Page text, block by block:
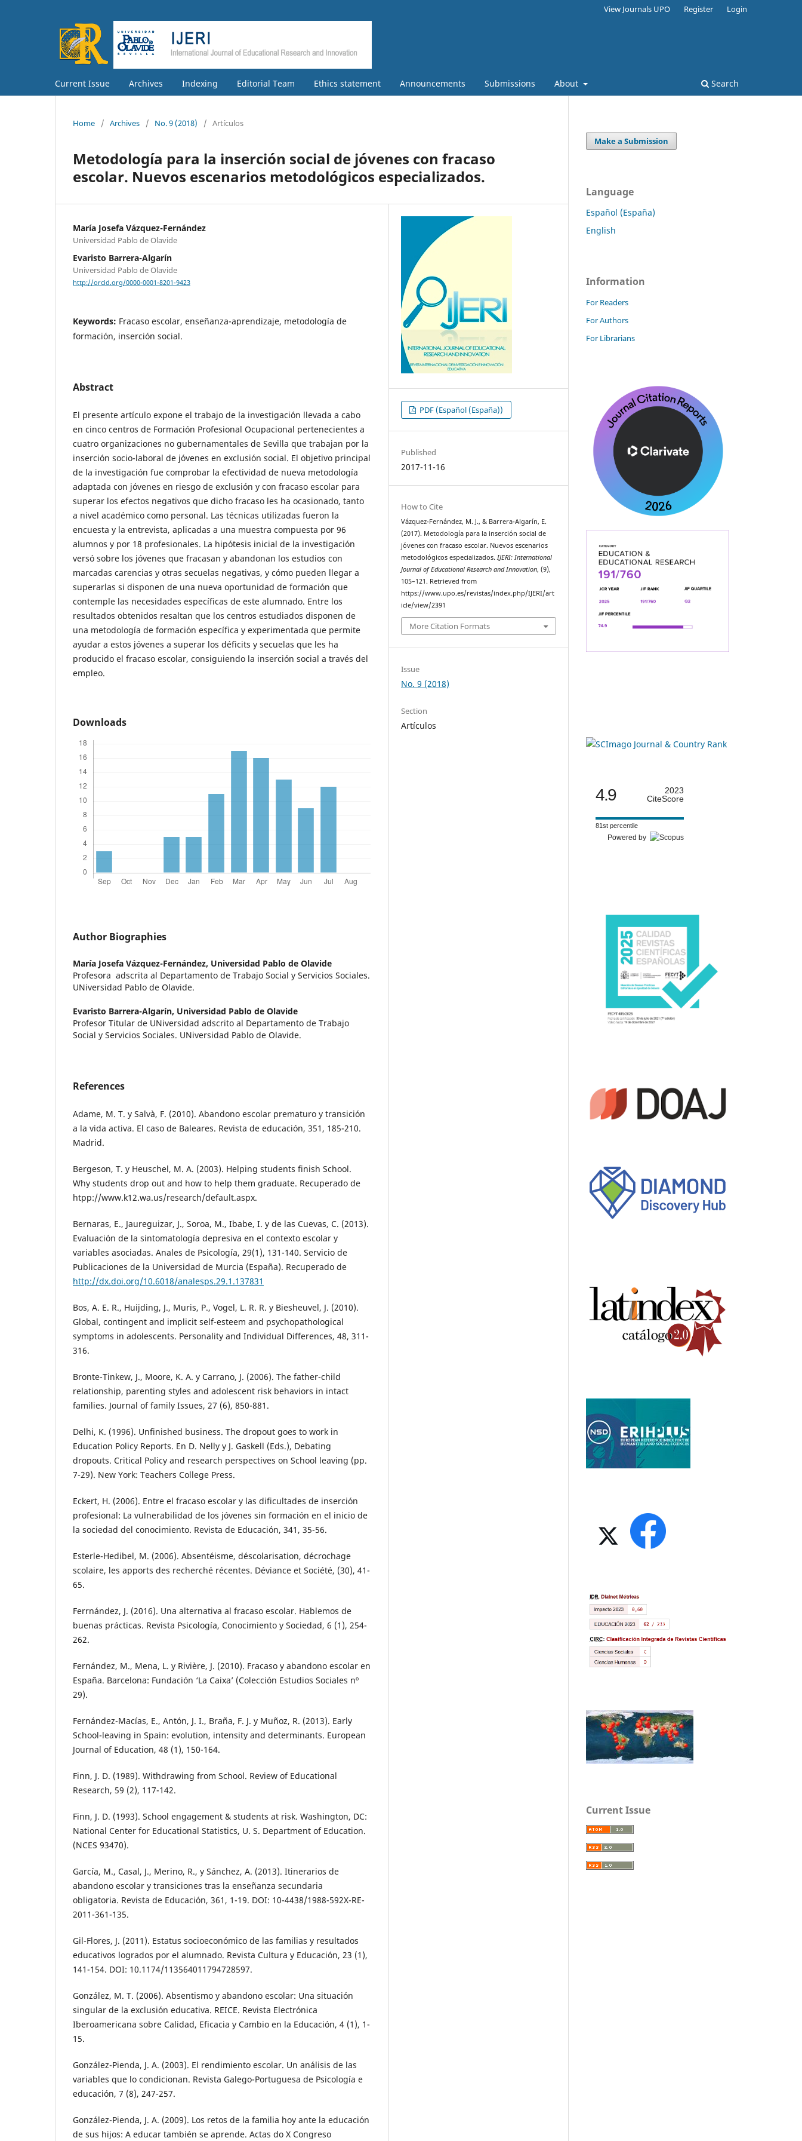
Current Issue Archives Indexing Editorial Team Ethics statement Announcements Submissions About Search
View Journals UPO Register Login
Home / Archives / No. 9 (2018) / Artículos
Metodología para la inserción social de jóvenes con fracaso
escolar. Nuevos escenarios metodológicos especializados.
María Josefa Vázquez-Fernández
Universidad Pablo de Olavide
Evaristo Barrera-Algarín
Universidad Pablo de Olavide
http://orcid.org/0000-0001-8201-9423
Keywords: Fracaso escolar, enseñanza-aprendizaje, metodología de
formación, inserción social.
Abstract
El presente artículo expone el trabajo de la investigación llevada a cabo
en cinco centros de Formación Profesional Ocupacional pertenecientes a
cuatro organizaciones no gubernamentales de Sevilla que trabajan por la
inserción socio-laboral de jóvenes en exclusión social. El objetivo principal
de la investigación fue comprobar la efectividad de nueva metodología
adaptada con jóvenes en riesgo de exclusión y con fracaso escolar para
superar los efectos negativos que dicho fracaso les ha ocasionado, tanto
a nivel académico como personal. Las técnicas utilizadas fueron la
encuesta y la entrevista, aplicadas a una muestra compuesta por 96
alumnos y por 18 profesionales. La hipótesis inicial de la investigación
versó sobre los jóvenes que fracasan y abandonan los estudios con
marcadas carencias y otras secuelas negativas, y cómo pueden llegar a
superarlas si disponen de una nueva oportunidad de formación que
contemple las necesidades específicas de este alumnado. Entre los
resultados obtenidos resaltan que los centros estudiados disponen de
una metodología de formación específica y experimentada que permite
ayudar a estos jóvenes a superar los déficits y secuelas que les ha
producido el fracaso escolar, consiguiendo la inserción social a través del
empleo.
Downloads
Author Biographies
María Josefa Vázquez-Fernández, Universidad Pablo de Olavide
Profesora adscrita al Departamento de Trabajo Social y Servicios Sociales.
UNiversidad Pablo de Olavide.
Evaristo Barrera-Algarín, Universidad Pablo de Olavide
Profesor Titular de UNiversidad adscrito al Departamento de Trabajo
Social y Servicios Sociales. UNiversidad Pablo de Olavide.
References
Adame, M. T. y Salvà, F. (2010). Abandono escolar prematuro y transición
a la vida activa. El caso de Baleares. Revista de educación, 351, 185-210.
Madrid.
Bergeson, T. y Heuschel, M. A. (2003). Helping students finish School.
Why students drop out and how to help them graduate. Recuperado de
htpp://www.k12.wa.us/research/default.aspx.
Bernaras, E., Jaureguizar, J., Soroa, M., Ibabe, I. y de las Cuevas, C. (2013).
Evaluación de la sintomatología depresiva en el contexto escolar y
variables asociadas. Anales de Psicología, 29(1), 131-140. Servicio de
Publicaciones de la Universidad de Murcia (España). Recuperado de
http://dx.doi.org/10.6018/analesps.29.1.137831
Bos, A. E. R., Huijding, J., Muris, P., Vogel, L. R. R. y Biesheuvel, J. (2010).
Global, contingent and implicit self-esteem and psychopathological
symptoms in adolescents. Personality and Individual Differences, 48, 311-
316.
Bronte-Tinkew, J., Moore, K. A. y Carrano, J. (2006). The father-child
relationship, parenting styles and adolescent risk behaviors in intact
families. Journal of family Issues, 27 (6), 850-881.
Delhi, K. (1996). Unfinished business. The dropout goes to work in
Education Policy Reports. En D. Nelly y J. Gaskell (Eds.), Debating
dropouts. Critical Policy and research perspectives on School leaving (pp.
7-29). New York: Teachers College Press.
Eckert, H. (2006). Entre el fracaso escolar y las dificultades de inserción
profesional: La vulnerabilidad de los jóvenes sin formación en el inicio de
la sociedad del conocimiento. Revista de Educación, 341, 35-56.
Esterle-Hedibel, M. (2006). Absentéisme, déscolarisation, décrochage
scolaire, les apports des recherché récentes. Déviance et Société, (30), 41-
65.
Ferrnández, J. (2016). Una alternativa al fracaso escolar. Hablemos de
buenas prácticas. Revista Psicología, Conocimiento y Sociedad, 6 (1), 254-
262.
Fernández, M., Mena, L. y Rivière, J. (2010). Fracaso y abandono escolar en
España. Barcelona: Fundación ‘La Caixa’ (Colección Estudios Sociales nº
29).
Fernández-Macías, E., Antón, J. I., Braña, F. J. y Muñoz, R. (2013). Early
School-leaving in Spain: evolution, intensity and determinants. European
Journal of Education, 48 (1), 150-164.
Finn, J. D. (1989). Withdrawing from School. Review of Educational
Research, 59 (2), 117-142.
Finn, J. D. (1993). School engagement & students at risk. Washington, DC:
National Center for Educational Statistics, U. S. Department of Education.
(NCES 93470).
García, M., Casal, J., Merino, R., y Sánchez, A. (2013). Itinerarios de
abandono escolar y transiciones tras la enseñanza secundaria
obligatoria. Revista de Educación, 361, 1-19. DOI: 10-4438/1988-592X-RE-
2011-361-135.
Gil-Flores, J. (2011). Estatus socioeconómico de las familias y resultados
educativos logrados por el alumnado. Revista Cultura y Educación, 23 (1),
141-154. DOI: 10.1174/113564011794728597.
González, M. T. (2006). Absentismo y abandono escolar: Una situación
singular de la exclusión educativa. REICE. Revista Electrónica
Iberoamericana sobre Calidad, Eficacia y Cambio en la Educación, 4 (1), 1-
15.
González-Pienda, J. A. (2003). El rendimiento escolar. Un análisis de las
variables que lo condicionan. Revista Galego-Portuguesa de Psicología e
educación, 7 (8), 247-257.
González-Pienda, J. A. (2009). Los retos de la familia hoy ante la educación
de sus hijos: A educar también se aprende. Actas do X Congreso
PDF (Español (España))
Published
2017-11-16
How to Cite
Vázquez-Fernández, M. J., & Barrera-Algarín, E.
(2017). Metodología para la inserción social de
jóvenes con fracaso escolar. Nuevos escenarios
metodológicos especializados.IJERI: International
Journal of Educational Research and Innovation, (9),
105–121. Retrieved from
https://www.upo.es/revistas/index.php/IJERI/art
icle/view/2391
More Citation Formats
Issue
No. 9 (2018)
Section
Artículos
Make a Submission
Language
Español (España)
English
Information
For Readers
For Authors
For Librarians
4.9
2023
CiteScore
81st percentile
Powered by
Current Issue